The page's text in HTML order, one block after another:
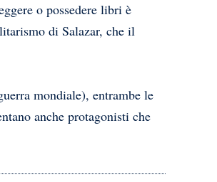
o possedere libri è
di Salazar, che il
mondiale), entrambe le
anche protagonisti che